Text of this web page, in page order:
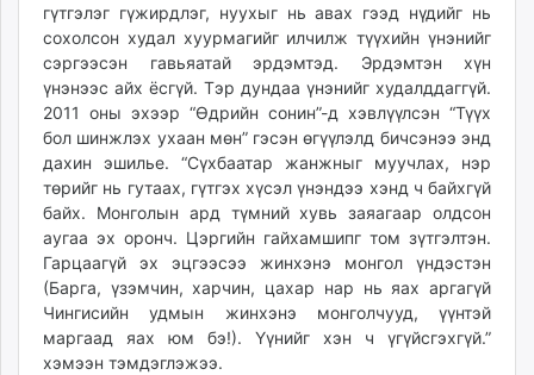
гүтгэлэг гүжирдлэг, нуухыг нь авах гээд нүдийг нь
сохолсон худал хуурмагийг илчилж түүхийн үнэнийг
сэргээсэн гавьяатай эрдэмтэд. Эрдэмтэн хүн
үнэнээс айх ёсгүй. Тэр дундаа үнэнийг худалддаггүй.
2011 оны эхээр “Өдрийн сонин”-д хэвлүүлсэн “Түүх
бол шинжлэх ухаан мөн” гэсэн өгүүлэлд бичсэнээ энд
дахин эшилье. “Сүхбаатар жанжныг муучлах, нэр
төрийг нь гутаах, гүтгэх хүсэл үнэндээ хэнд ч байхгүй
байх. Монголын ард түмний хувь заяагаар олдсон
аугаа эх оронч. Цэргийн гайхамшипг том зүтгэлтэн.
Гарцаагүй эх эцгээсээ жинхэнэ монгол үндэстэн
(Барга, үзэмчин, харчин, цахар нар нь яах аргагүй
Чингисийн удмын жинхэнэ монголчууд, үүнтэй
маргаад яах юм бэ!). Үүнийг хэн ч үгүйсгэхгүй.”
хэмээн тэмдэглэжээ.